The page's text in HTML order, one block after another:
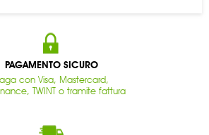
PAGAMENTO SICURO
con Visa, Mastercard,
TWINT o tramite fattura